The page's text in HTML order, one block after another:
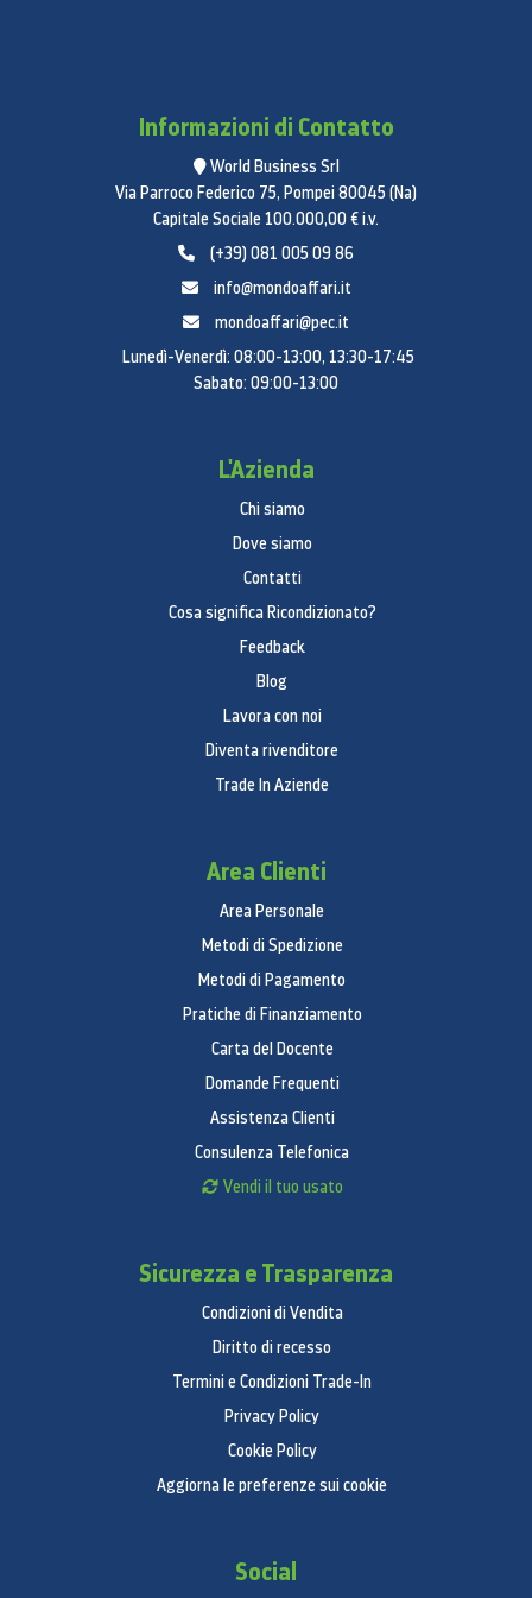
Informazioni di Contatto
World Business Srl
Via Parroco Federico 75, Pompei 80045 (Na)
Capitale Sociale 100.000,00 € i.v.
(+39) 081 005 09 86
info@mondoaffari.it
mondoaffari@pec.it
Lunedì-Venerdì: 08:00-13:00, 13:30-17:45
Sabato: 09:00-13:00
L'Azienda
Chi siamo
Dove siamo
Contatti
Cosa significa Ricondizionato?
Feedback
Blog
Lavora con noi
Diventa rivenditore
Trade In Aziende
Area Clienti
Area Personale
Metodi di Spedizione
Metodi di Pagamento
Pratiche di Finanziamento
Carta del Docente
Domande Frequenti
Assistenza Clienti
Consulenza Telefonica
Vendi il tuo usato
Sicurezza e Trasparenza
Condizioni di Vendita
Diritto di recesso
Termini e Condizioni Trade-In
Privacy Policy
Cookie Policy
Aggiorna le preferenze sui cookie
Social